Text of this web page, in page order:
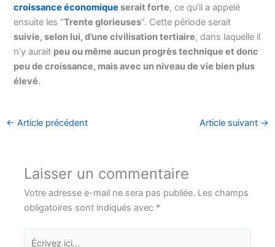
croissance économique serait forte, ce qu’il a appelé
ensuite les “Trente glorieuses”. Cette période serait
suivie, selon lui, d’une civilisation tertiaire, dans laquelle il
n’y aurait peu ou même aucun progrès technique et donc
peu de croissance, mais avec un niveau de vie bien plus
élevé.
← Article précédent Article suivant →
Laisser un commentaire
Votre adresse e-mail ne sera pas publiée. Les champs
obligatoires sont indiqués avec *
Écrivez